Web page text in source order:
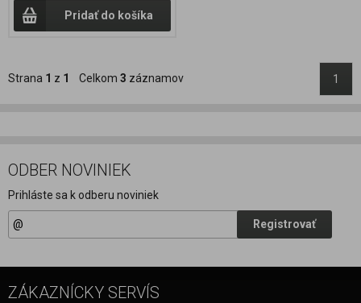
Pridať do košíka
Strana 1 z 1 Celkom 3 záznamov 1
ODBER NOVINIEK
Prihláste sa k odberu noviniek
Registrovať
ZÁKAZNÍCKY SERVÍS